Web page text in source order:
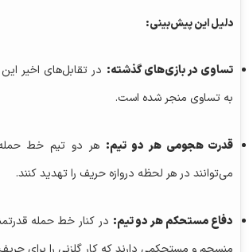
دلیل این پیش‌بینی:
تساوی در بازی‌های گذشته: در تقابل‌های اخیر
به تساوی منجر شده است.
قدرت هجومی هر دو تیم: هر دو تیم خط حمله
می‌توانند در هر لحظه دروازه حریف را تهدید کنند.
دفاع مستحکم هر دو تیم: در کنار خط حمله